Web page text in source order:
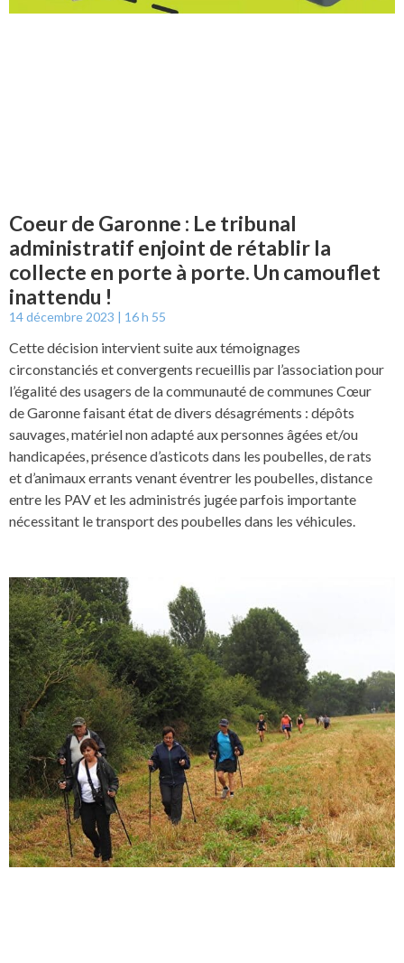
Coeur de Garonne : Le tribunal
administratif enjoint de rétablir la
collecte en porte à porte. Un camouflet
inattendu !
14 décembre 2023 16 h 55
Cette décision intervient suite aux témoignages
circonstanciés et convergents recueillis par l’association pour
l’égalité des usagers de la communauté de communes Cœur
de Garonne faisant état de divers désagréments : dépôts
sauvages, matériel non adapté aux personnes âgées et/ou
handicapées, présence d’asticots dans les poubelles, de rats
et d’animaux errants venant éventrer les poubelles, distance
entre les PAV et les administrés jugée parfois importante
nécessitant le transport des poubelles dans les véhicules.